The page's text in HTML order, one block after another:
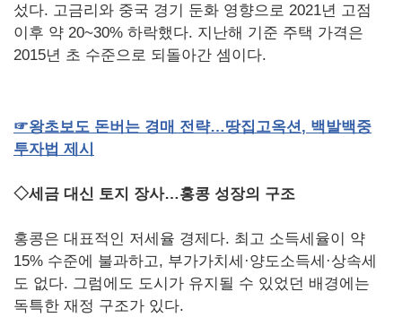
섰다. 고금리와 중국 경기 둔화 영향으로 2021년 고점
이후 약 20~30% 하락했다. 지난해 기준 주택 가격은
2015년 초 수준으로 되돌아간 셈이다.
☞왕초보도 돈버는 경매 전략…땅집고옥션 , 백발백중
투자법 제시
◇세금 대신 토지 장사…홍콩 성장의 구조
홍콩은 대표적인 저세율 경제다. 최고 소득세율이 약
15% 수준에 불과하고, 부가가치세·양도소득세·상속세
도 없다. 그럼에도 도시가 유지될 수 있었던 배경에는
독특한 재정 구조가 있다.